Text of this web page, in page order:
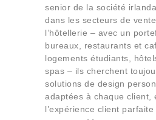
senior de la société
dans les secteurs de
l’hôtellerie – avec un
bureaux, restaurants et
logements étudiants,
spas – ils cherchent
solutions de design
adaptées à chaque client,
l’expérience client